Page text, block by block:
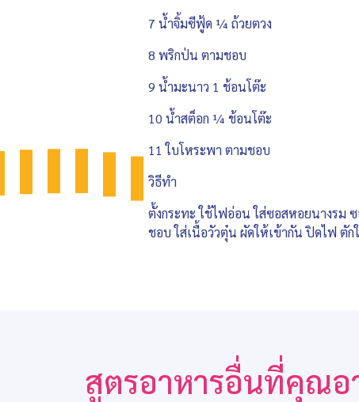
7 น้ำจิ้มซีฟู้ด ¼ ถ้วยตวง
8 พริกป่น ตามชอบ
9 น้ำมะนาว 1 ช้อนโต๊ะ
10 น้ำสต็อก ¼ ช้อนโต๊ะ
11 ใบโหระพา ตามชอบ
วิธีทำ
ตั้งกระทะ ใช้ไฟอ่อน ใส่ซอสหอยนางรม
ชอบ ใส่เนื้อวัวตุ๋น ผัดให้เข้ากัน ปิดไฟ ตั
สูตรอาหารอื่นที่คุณอ